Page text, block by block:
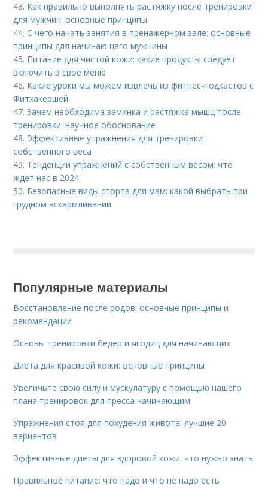
43. Как правильно выполнять растяжку после тренировки
для мужчин: основные принципы
44.С чего начать занятия в тренажерном зале: основные
принципы для начинающего мужчины
45. Питание для чистой кожи: какие продукты следует
включить в свое меню
46. Какие уроки мы можем извлечь из фитнес-подкастов с
Фитхакершей
47.Зачем необходима заминка и растяжка мышц после
тренировки: научное обоснование
48. Эффективные упражнения для тренировки
собственного веса
49. Тенденции упражнений с собственным весом: что
ждет нас в 2024
50. Безопасные виды спорта для мам: какой выбрать при
грудном вскармливании
Популярные материалы
Восстановление после родов: основные принципы и
рекомендации
Основы тренировки бедер и ягодиц для начинающих
Диета для красивой кожи: основные принципы
Увеличьте свою силу и мускулатуру с помощью нашего
плана тренировок для пресса начинающим
Упражнения стоя для похудения живота: лучшие 20
вариантов
Эффективные диеты для здоровой кожи: что нужно знать
Правильное питание: что надо и что не надо есть